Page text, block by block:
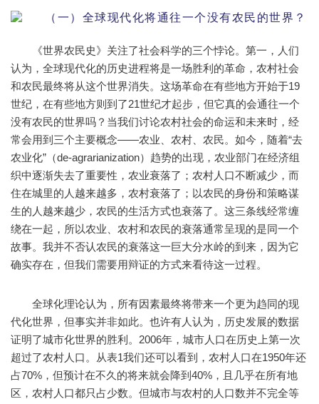
（一）全球现代化将通往一个没有农民的世界？
《世界农民史》关注了社会科学的三个悖论。第一，人们
认为，全球现代化的历史进程将是一场胜利的革命，农村社会
和农民最终将从这个世界消失。这场革命在有些地方开始于19
世纪，在有些地方则到了21世纪才起步，但它真的会通往一个
没有农民的世界吗？当我们讨论农村社会的命运和未来时，经
常会用到三个主要概念——农业、农村、农民。如今，随着“去
农业化”（de-agrarianization）趋势的出现，农业部门在经济组
织中逐渐失去了重要性，农业衰落了；农村人口不断减少，而
住在城里的人越来越多，农村衰落了；以农民的身份和策略谋
生的人越来越少，农民的生活方式也衰落了。这三条线经常缠
绕在一起，所以农业、农村和农民的衰落通常呈现的是同一个
故事。我并不否认农民的衰落这一巨大分水岭的到来，因为它
确实存在，但我们需要用辩证的方式来看待这一过程。
全球化理论认为，所有因素最终将带来一个更为趋同的现
代化世界，但事实并非如此。也许有人认为，历史发展的数据
证明了城市化世界的胜利。2006年，城市人口在历史上第一次
超过了农村人口。从表1我们还可以看到，农村人口在1950年还
占70%，但预计在不久的将来就会降到40%，且几乎在所有地
区，农村人口都只占少数。但城市与农村的人口数并不完全等